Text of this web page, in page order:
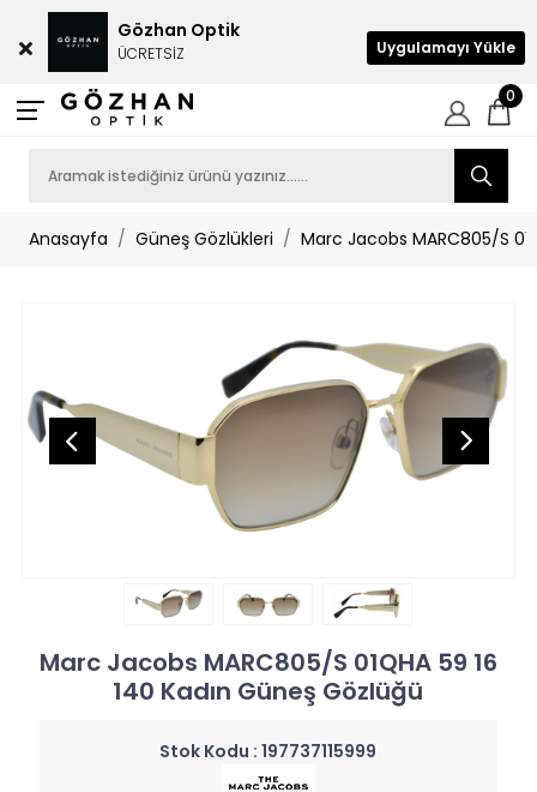
0
Anasayfa Güneş Gözlükleri Marc Jacobs MARC805/S
Marc Jacobs MARC805/S 01QHA 59 16
140 Kadın Güneş Gözlüğü
Stok Kodu :197737115999
Gözhan Optik
ÜCRETSİZ Uygulamayı Yükle